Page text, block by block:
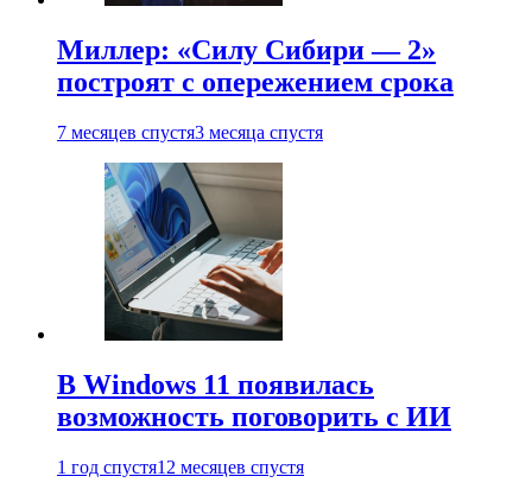
Миллер: «Силу Сибири — 2»
построят с опережением срока
7 месяцев спустя3 месяца спустя
В Windows 11 появилась
возможность поговорить с ИИ
1 год спустя12 месяцев спустя